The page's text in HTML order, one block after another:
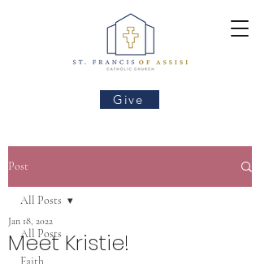
Give
Post
All Posts
Faith
All Posts
Meet Kristie!
Jan 18, 2022